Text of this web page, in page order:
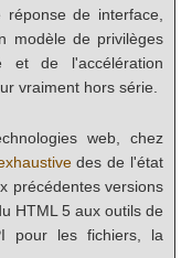
de interface,
modèle de privilèges
et de l'accélération
vraiment hors série.
web, chez
des de l'état
précédentes versions
HTML 5 aux outils de
pour les fichiers, la